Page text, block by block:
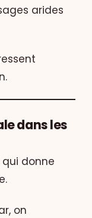
arides
dans les
qui donne
on